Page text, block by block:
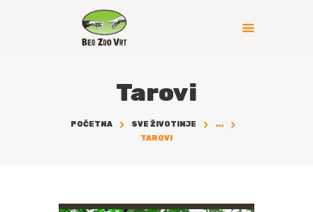
Tarovi
POČETNA SVE ŽIVOTINJE
...
TAROVI